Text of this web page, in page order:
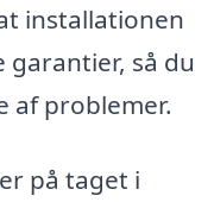
installationen
så du
af problemer.
på taget i